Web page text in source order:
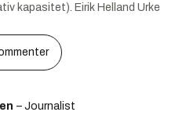
kapasitet). Eirik Helland Urke
– Journalist